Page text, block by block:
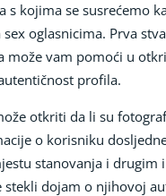
kojima se susrećemo
oglasnicima. Prva
vam pomoći u
profila.
otkriti da li su
o korisniku
stanovanja i
dojam o njihovoj